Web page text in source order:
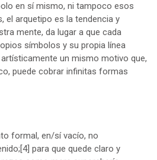
en sí mismo, ni tampoco esos
el arquetipo es la tendencia y
mente, da lugar a que cada
símbolos y su propia línea
un mismo motivo que,
puede cobrar infinitas formas
formal, en/sí vacío, no
[4] para que quede claro y